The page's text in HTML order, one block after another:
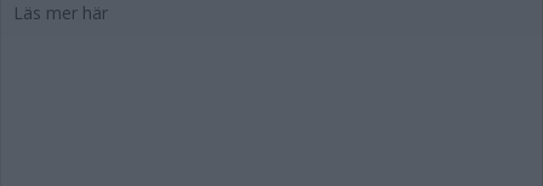
Läs mer här